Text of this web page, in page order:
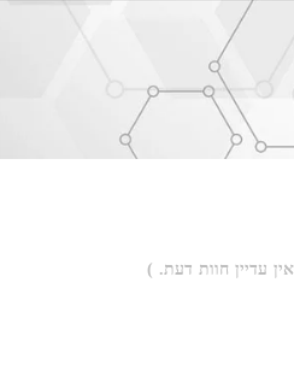
עדיין חוות דעת. )